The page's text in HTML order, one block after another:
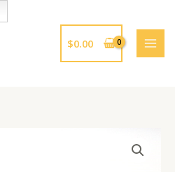
$0.00